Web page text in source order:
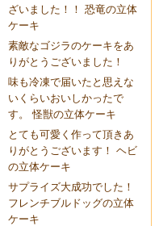
ざいました！！ 恐竜の立体
ケーキ
素敵なゴジラのケーキをあ
りがとうございました！
味も冷凍で届いたと思えな
いくらいおいしかったで
す。 怪獣の立体ケーキ
とても可愛く作って頂きあ
りがとうございます！ ヘビ
の立体ケーキ
サプライズ大成功でした！
フレンチブルドッグの立体
ケーキ